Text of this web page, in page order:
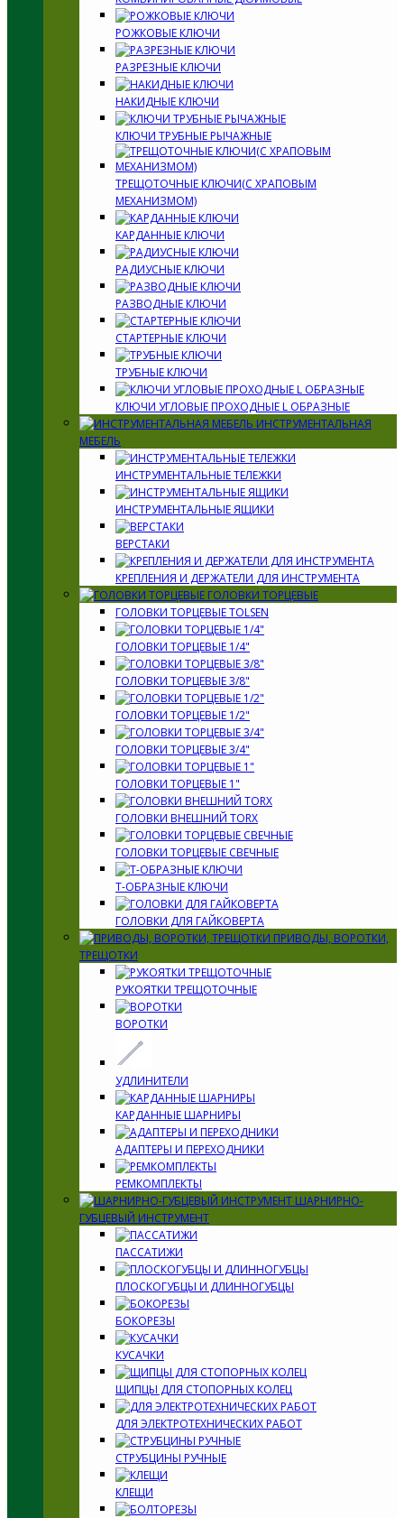
РОЖКОВЫЕ КЛЮЧИ
РАЗРЕЗНЫЕ КЛЮЧИ
НАКИДНЫЕ КЛЮЧИ
КЛЮЧИ ТРУБНЫЕ РЫЧАЖНЫЕ
ТРЕЩОТОЧНЫЕ КЛЮЧИ(С ХРАПОВЫМ
МЕХАНИЗМОМ)
КАРДАННЫЕ КЛЮЧИ
РАДИУСНЫЕ КЛЮЧИ
РАЗВОДНЫЕ КЛЮЧИ
СТАРТЕРНЫЕ КЛЮЧИ
ТРУБНЫЕ КЛЮЧИ
КЛЮЧИ УГЛОВЫЕ ПРОХОДНЫЕ L ОБРАЗНЫЕ
ИНСТРУМЕНТАЛЬНАЯ
МЕБЕЛЬ
ИНСТРУМЕНТАЛЬНЫЕ ТЕЛЕЖКИ
ИНСТРУМЕНТАЛЬНЫЕ ЯЩИКИ
ВЕРСТАКИ
КРЕПЛЕНИЯ И ДЕРЖАТЕЛИ ДЛЯ ИНСТРУМЕНТА
ГОЛОВКИ ТОРЦЕВЫЕ
ГОЛОВКИ ТОРЦЕВЫЕ TOLSEN
ГОЛОВКИ ТОРЦЕВЫЕ 1/4"
ГОЛОВКИ ТОРЦЕВЫЕ 3/8"
ГОЛОВКИ ТОРЦЕВЫЕ 1/2"
ГОЛОВКИ ТОРЦЕВЫЕ 3/4"
ГОЛОВКИ ТОРЦЕВЫЕ 1"
ГОЛОВКИ ВНЕШНИЙ TORX
ГОЛОВКИ ТОРЦЕВЫЕ СВЕЧНЫЕ
Т-ОБРАЗНЫЕ КЛЮЧИ
ГОЛОВКИ ДЛЯ ГАЙКОВЕРТА
ПРИВОДЫ, ВОРОТКИ,
ТРЕЩОТКИ
РУКОЯТКИ ТРЕЩОТОЧНЫЕ
ВОРОТКИ
УДЛИНИТЕЛИ
КАРДАННЫЕ ШАРНИРЫ
АДАПТЕРЫ И ПЕРЕХОДНИКИ
РЕМКОМПЛЕКТЫ
ШАРНИРНО-
ГУБЦЕВЫЙ ИНСТРУМЕНТ
ПАССАТИЖИ
ПЛОСКОГУБЦЫ И ДЛИННОГУБЦЫ
БОКОРЕЗЫ
КУСАЧКИ
ЩИПЦЫ ДЛЯ СТОПОРНЫХ КОЛЕЦ
ДЛЯ ЭЛЕКТРОТЕХНИЧЕСКИХ РАБОТ
СТРУБЦИНЫ РУЧНЫЕ
КЛЕЩИ